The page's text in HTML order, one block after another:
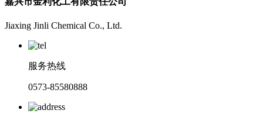
Jiaxing Jinli Chemical Co., Ltd.
服务热线
0573-85580888